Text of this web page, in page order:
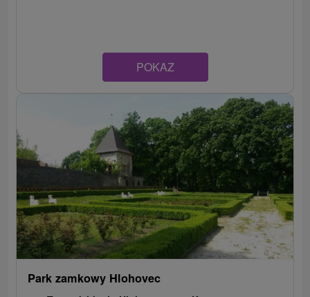
POKAZ
Park zamkowy Hlohovec